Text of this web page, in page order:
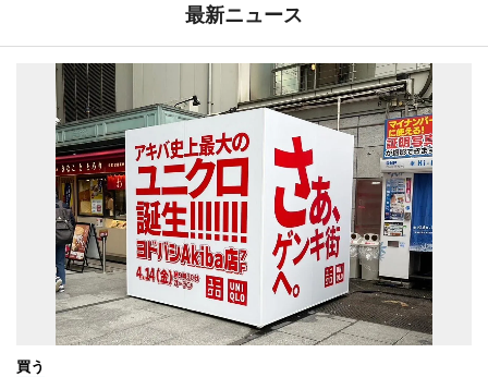
最新ニュース
買う